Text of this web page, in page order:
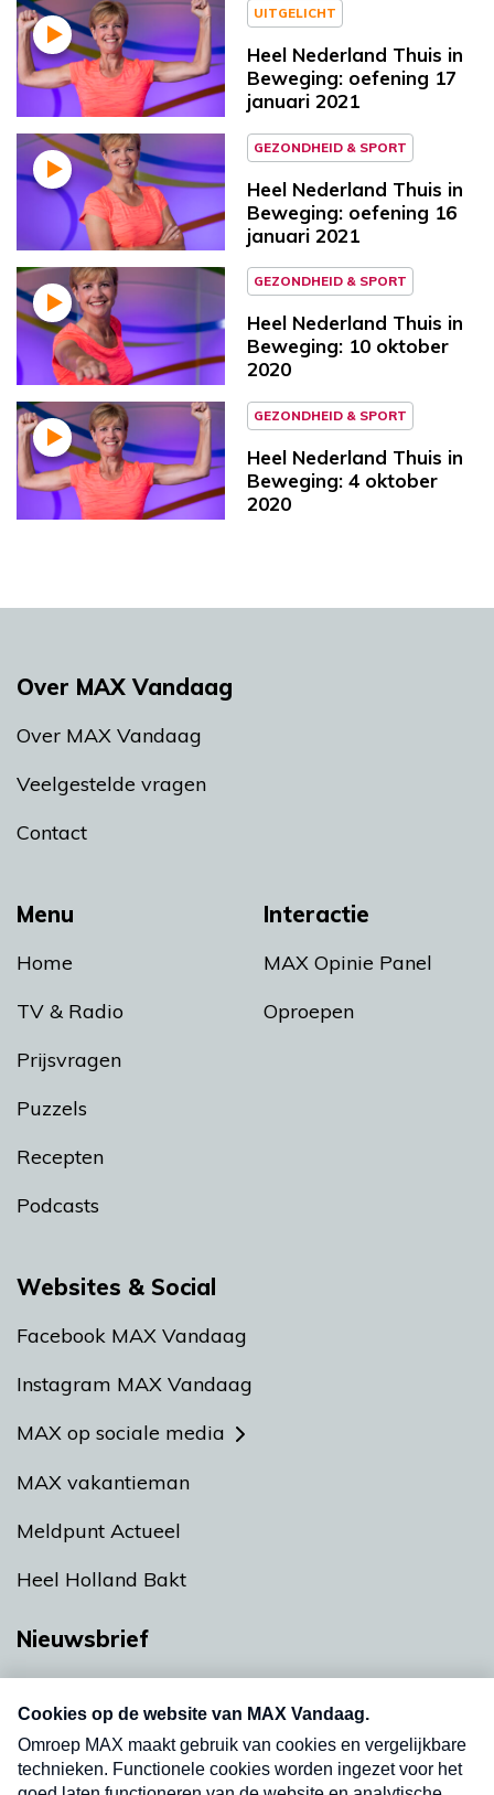
UITGELICHT
Heel Nederland Thuis in
Beweging: oefening 17
januari 2021
GEZONDHEID & SPORT
Heel Nederland Thuis in
Beweging: oefening 16
januari 2021
GEZONDHEID & SPORT
Heel Nederland Thuis in
Beweging: 10 oktober
2020
GEZONDHEID & SPORT
Heel Nederland Thuis in
Beweging: 4 oktober
2020
Menu
Home
TV & Radio
Prijsvragen
Puzzels
Recepten
Podcasts
Interactie
MAX Opinie Panel
Oproepen
Over MAX Vandaag
Over MAX Vandaag
Veelgestelde vragen
Contact
Websites & Social
Facebook MAX Vandaag
Instagram MAX Vandaag
MAX op sociale media
MAX vakantieman
Meldpunt Actueel
Heel Holland Bakt
Nieuwsbrief
nieuwsbrief. Elke vrijdag- en dinsdagochtend in
uw mailbox.